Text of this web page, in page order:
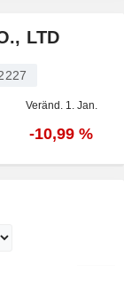
LTD
Veränd. 1. Jan.
-10,99 %